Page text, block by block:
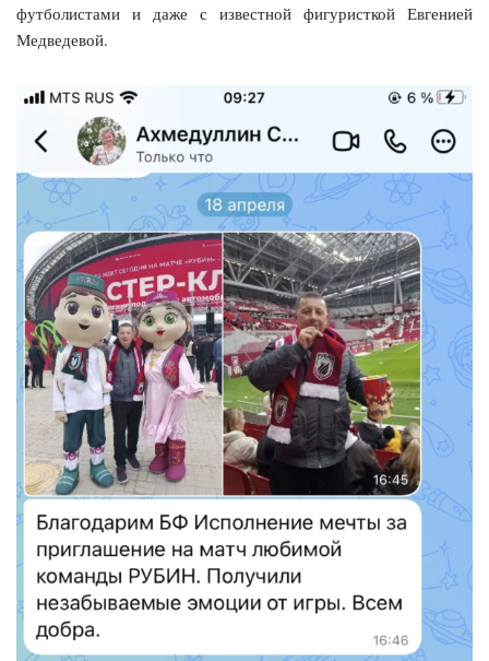
футболистами и даже с известной фигуристкой Евгенией
Медведевой.